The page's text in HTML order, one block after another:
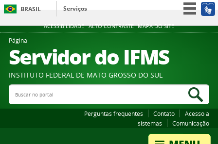
ACESSIBILIDADE ALTO CONTRASTE MAPA DO SITE
BRASIL
Serviços
Participe
Legislação
Canais
Página
Servidor do IFMS
INSTITUTO FEDERAL DE MATO GROSSO DO SUL
Buscar no portal
Perguntas frequentes Contato
Acesso a
sistemas
Comunicação